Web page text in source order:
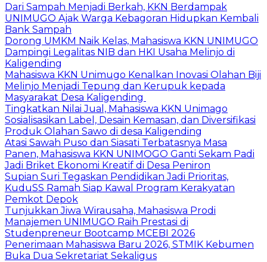
Dari Sampah Menjadi Berkah, KKN Berdampak
UNIMUGO Ajak Warga Kebagoran Hidupkan Kembali
Bank Sampah
Dorong UMKM Naik Kelas, Mahasiswa KKN UNIMUGO
Dampingi Legalitas NIB dan HKI Usaha Melinjo di
Kaligending
Mahasiswa KKN Unimugo Kenalkan Inovasi Olahan Biji
Melinjo Menjadi Tepung dan Kerupuk kepada
Masyarakat Desa Kaligending
Tingkatkan Nilai Jual, Mahasiswa KKN Unimago
Sosialisasikan Label, Desain Kemasan, dan Diversifikasi
Produk Olahan Sawo di desa Kaligending
Atasi Sawah Puso dan Siasati Terbatasnya Masa
Panen, Mahasiswa KKN UNIMOGO Ganti Sekam Padi
Jadi Briket Ekonomi Kreatif di Desa Peniron
Supian Suri Tegaskan Pendidikan Jadi Prioritas,
KuduSS Ramah Siap Kawal Program Kerakyatan
Pemkot Depok
Tunjukkan Jiwa Wirausaha, Mahasiswa Prodi
Manajemen UNIMUGO Raih Prestasi di
Studenpreneur Bootcamp MCEBI 2026
Penerimaan Mahasiswa Baru 2026, STMIK Kebumen
Buka Dua Sekretariat Sekaligus